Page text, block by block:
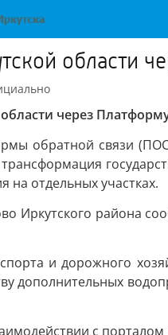
области
через
обратной связи
на отдельных участках.
Иркутского района
и дорожного
дополнительных
с порталом